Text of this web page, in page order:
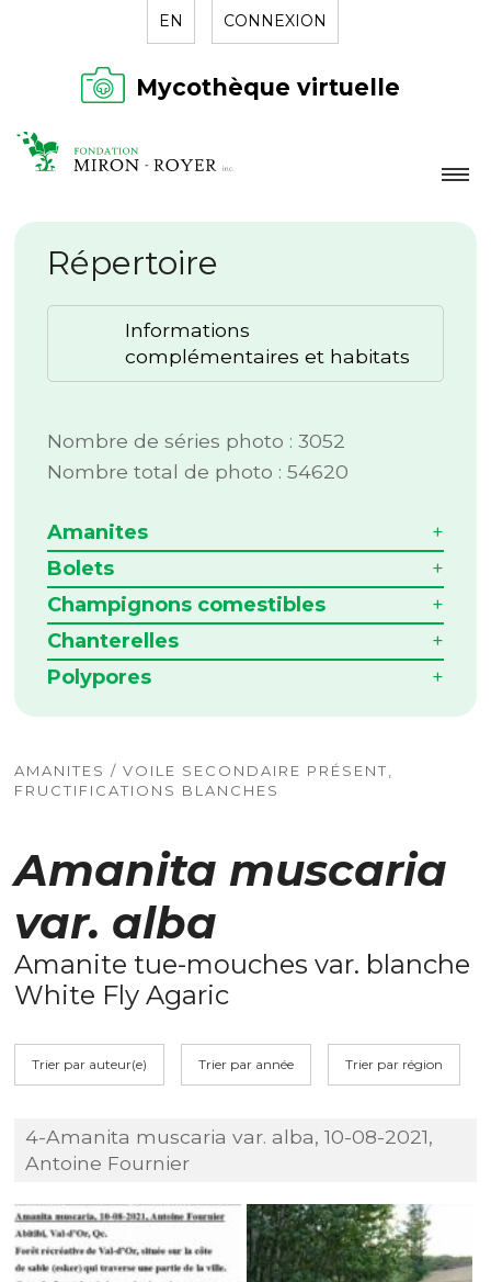
EN CONNEXION
Mycothèque virtuelle
LA FONDATION
NOUVELLES
RÉPERTOIRE
Répertoire
Informations
complémentaires et habitats
Nombre de séries photo : 3052
Nombre total de photo : 54620
Amanites
Bolets
Champignons comestibles
Chanterelles
Polypores
AMANITES / VOILE SECONDAIRE PRÉSENT,
FRUCTIFICATIONS BLANCHES
Amanita muscaria
var. alba
Amanite tue-mouches var. blanche
White Fly Agaric
Trier par auteur(e) Trier par année Trier par région
4-Amanita muscaria var. alba, 10-08-2021,
Antoine Fournier